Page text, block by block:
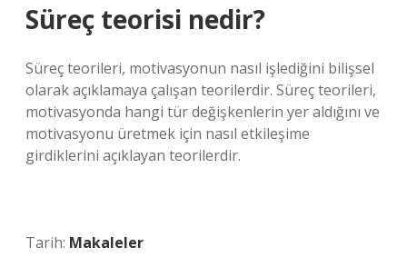
Süreç teorisi nedir?
Süreç teorileri, motivasyonun nasıl işlediğini bilişsel
olarak açıklamaya çalışan teorilerdir. Süreç teorileri,
motivasyonda hangi tür değişkenlerin yer aldığını ve
motivasyonu üretmek için nasıl etkileşime
girdiklerini açıklayan teorilerdir.
Tarih: Makaleler